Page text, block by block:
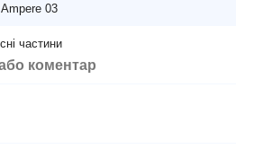
03
частини
коментар